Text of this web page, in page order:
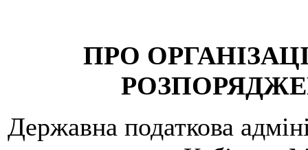
ПРО
Державна податкова